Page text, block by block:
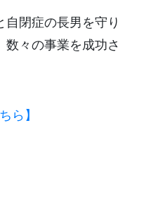
閉症の長男を守り
々の事業を成功さ
ら】